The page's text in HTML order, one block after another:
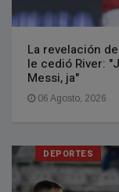
La revelación
le cedió River:
Messi, ja"
06 Agosto, 2026
DEPORTES